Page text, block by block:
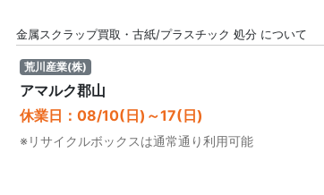
金属スクラップ買取・古紙/プラスチック 処分 について
荒川産業(株)
アマルク郡山
休業日：08/10(日)～17(日)
※リサイクルボックスは通常通り利用可能